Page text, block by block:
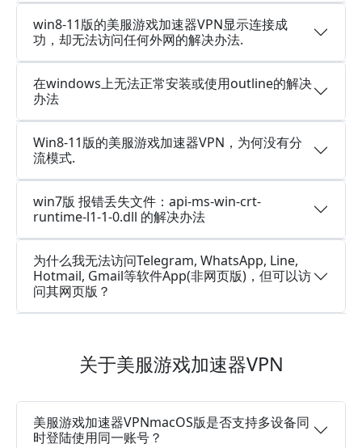
win8-11版的美服游戏加速器VPN显示连接成
功，却无法访问任何外网的解决办法.
在windows上无法正常安装或使用outline的解决
办法
Win8-11版的美服游戏加速器VPN，为何没有分
流模式.
win7版 报错丢失文件：api-ms-win-crt-
runtime-l1-1-0.dll 的解决办法
为什么我无法访问Telegram, WhatsApp, Line,
Hotmail, Gmail等软件App(非网页版)，但可以访
问其网页版？
关于美服游戏加速器VPN
美服游戏加速器VPNmacOS版是否支持多设备同
时登陆使用同一账号？